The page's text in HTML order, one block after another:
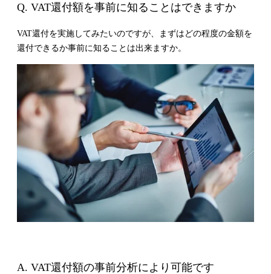
Q. VAT還付額を事前に知ることはできますか
VAT還付を実施してみたいのですが、まずはどの程度の金額を
還付できるか事前に知ることは出来ますか。
A. VAT還付額の事前分析により可能です